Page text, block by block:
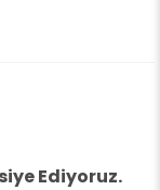
Ediyoruz.